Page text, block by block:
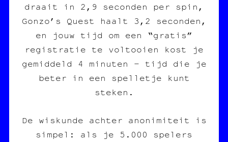
draait in 2,9 seconden per spin,
Gonzo’s Quest haalt 3,2 seconden,
en jouw tijd om een “gratis”
registratie te voltooien kost je
gemiddeld 4 minuten – tijd die je
beter in een spelletje kunt
steken.
De wiskunde achter anonimiteit is
simpel: als je 5.000 spelers